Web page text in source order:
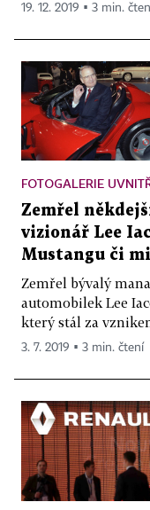
19. 12. 2019 ▪ 3 min.
FOTOGALERIE
Zemřel
vizionář Lee
Mustangu či
Zemřel bývalý
automobilek Lee
který stál za
3. 7. 2019 ▪ 3 min. čtení